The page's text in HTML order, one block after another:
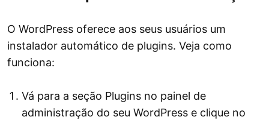
O WordPress oferece aos seus usuários um
instalador automático de plugins. Veja como
funciona:
Vá para a seção Plugins no painel de
administração do seu WordPress e clique no